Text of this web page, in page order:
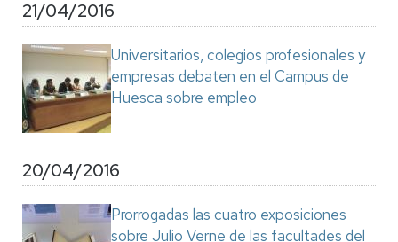
21/04/2016
Universitarios, colegios profesionales y
empresas debaten en el Campus de
Huesca sobre empleo
20/04/2016
Prorrogadas las cuatro exposiciones
sobre Julio Verne de las facultades del